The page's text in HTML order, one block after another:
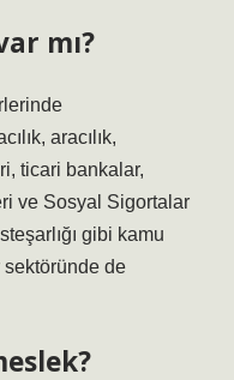
mı?
aracılık,
ticari bankalar,
ve Sosyal Sigortalar
gibi kamu
sektöründe de